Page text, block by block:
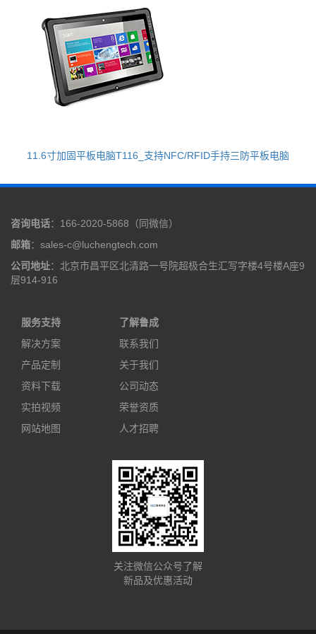
11.6寸加固平板电脑T116_支持NFC/RFID手持三防平板电脑
咨询电话：166-2020-5868（同微信）
邮箱：sales-c@luchengtech.com
公司地址：北京市昌平区北清路一号院超极合生汇写字楼4号楼A座9
层914-916
服务支持
解决方案
产品定制
资料下载
实拍视频
网站地图
了解鲁成
联系我们
关于我们
公司动态
荣誉资质
人才招聘
关注微信公众号了解
新品及优惠活动